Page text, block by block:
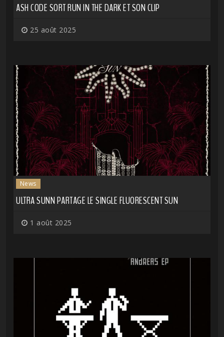
ASH CODE SORT RUN IN THE DARK ET SON CLIP
25 août 2025
News
ULTRA SUNN PARTAGE LE SINGLE FLUORESCENT SUN
1 août 2025